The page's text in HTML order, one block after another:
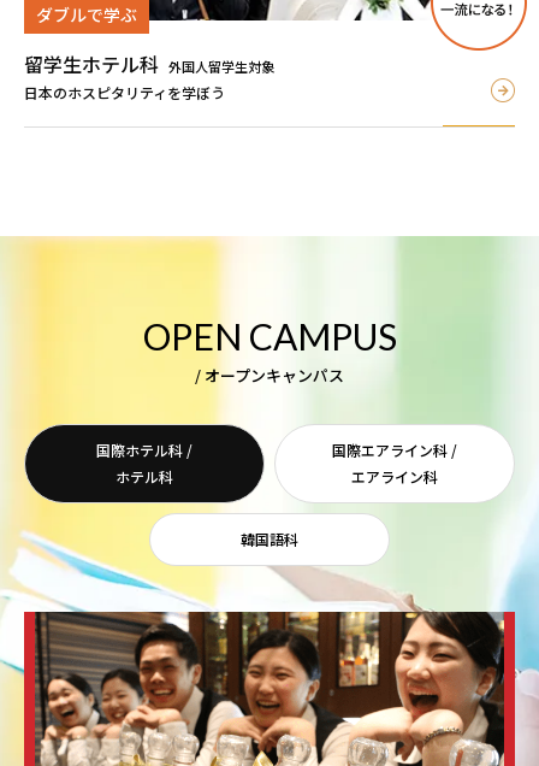
ダブルで学ぶ
留学生ホテル科 外国人留学生対象
日本のホスピタリティを学ぼう
OPEN CAMPUS
/ オープンキャンパス
国際ホテル科 /
ホテル科
国際エアライン科 /
エアライン科
韓国語科